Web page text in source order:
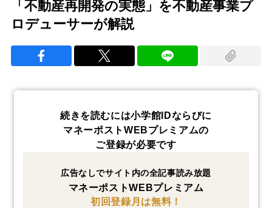
「不動産再開発の実態」を不動産事業プ
ロデューサーが解説
続きを読むには小学館IDならびに
マネーポストWEBプレミアムの
ご登録が必要です
広告なしでサイト内の全記事読み放題
マネーポストWEBプレミアム
初回登録月は無料！